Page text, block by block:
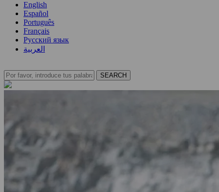
English
Español
Português
Français
Русский язык
العربية